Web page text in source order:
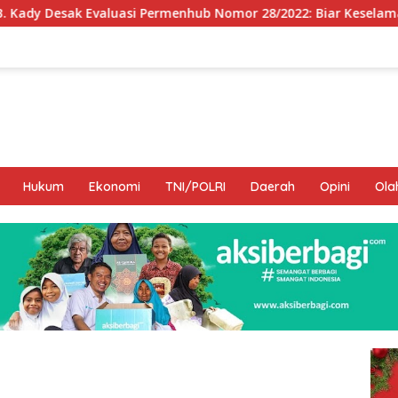
Nomor 28/2022: Biar Keselamatan Pelayaran Tak
Hukum Ekonomi TNI/POLRI Daerah Opini